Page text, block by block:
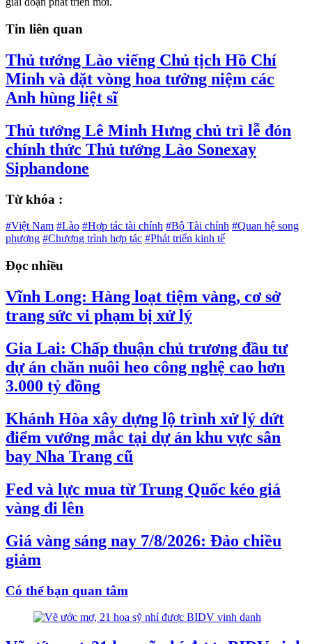
Tin liên quan
Thủ tướng Lào viếng Chủ tịch Hồ Chí
Minh và đặt vòng hoa tưởng niệm các
Anh hùng liệt sĩ
Thủ tướng Lê Minh Hưng chủ trì lễ đón
chính thức Thủ tướng Lào Sonexay
Siphandone
Từ khóa :
#Việt Nam #Lào #Hợp tác tài chính #Bộ Tài chính #Quan hệ song
phương #Chương trình hợp tác #Phát triển kinh tế
Đọc nhiều
Vĩnh Long: Hàng loạt tiệm vàng, cơ sở
trang sức vi phạm bị xử lý
Gia Lai: Chấp thuận chủ trương đầu tư
dự án chăn nuôi heo công nghệ cao hơn
3.000 tỷ đồng
Khánh Hòa xây dựng lộ trình xử lý dứt
điểm vướng mắc tại dự án khu vực sân
bay Nha Trang cũ
Fed và lực mua từ Trung Quốc kéo giá
vàng đi lên
Giá vàng sáng nay 7/8/2026: Đảo chiều
giảm
Có thể bạn quan tâm